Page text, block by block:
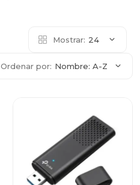
Mostrar: 24
Ordenar por: Nombre: A-Z